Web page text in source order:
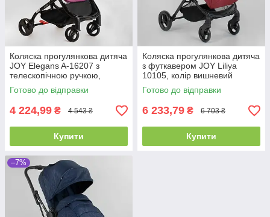
Коляска прогулянкова дитяча
JOY Elegans A-16207 з
телескопічною ручкою,
чохлом на ніжки та
підсклянником
Готово до відправки
4 224,99 ₴ 4 543 ₴
Купити
Коляска прогулянкова дитяча
з футкавером JOY Liliya
10105, колір вишневий
Готово до відправки
6 233,79 ₴ 6 703 ₴
Купити
–7%